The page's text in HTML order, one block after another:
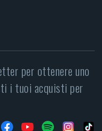
per ottenere uno
i tuoi acquisti per